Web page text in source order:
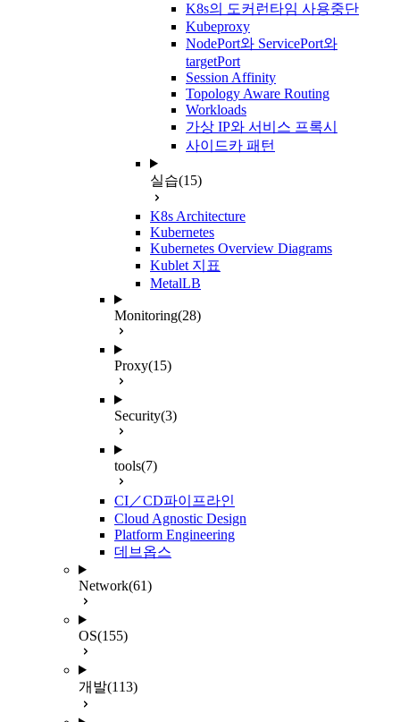
K8s의 도커런타임 사용중단
Kubeproxy
NodePort와 ServicePort와
targetPort
Session Affinity
Topology Aware Routing
Workloads
가상 IP와 서비스 프록시
사이드카 패턴
실습(15)
K8s Architecture
Kubernetes
Kubernetes Overview Diagrams
Kublet 지표
MetalLB
Monitoring(28)
Proxy(15)
Security(3)
tools(7)
CI／CD파이프라인
Cloud Agnostic Design
Platform Engineering
데브옵스
Network(61)
OS(155)
개발(113)